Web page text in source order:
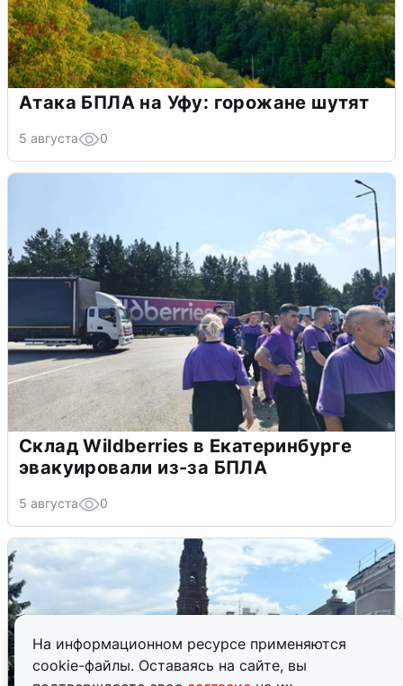
На информационном ресурсе применяются
cookie-файлы. Оставаясь на сайте, вы
Атака БПЛА на Уфу: горожане шутят
5 августа 0
Склад Wildberries в Екатеринбурге
эвакуировали из-за БПЛА
5 августа 0